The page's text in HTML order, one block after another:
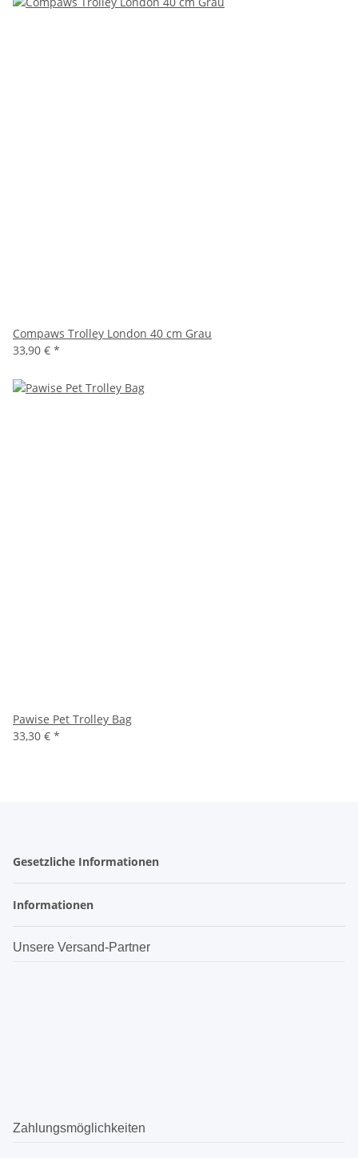
Compaws Trolley London 40 cm Grau
33,90 € *
Pawise Pet Trolley Bag
33,30 € *
Gesetzliche Informationen
Informationen
Unsere Versand-Partner
Zahlungsmöglichkeiten